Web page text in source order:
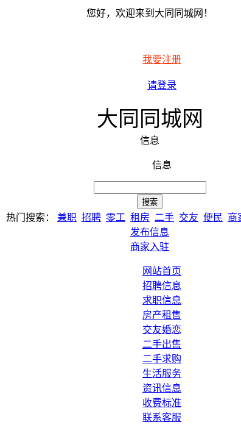
您好，欢迎来到大同同城网！
我要注册
请登录
大同同城网
信息
信息
热门搜索： 兼职 招聘 零工 租房 二手 交友 便民 商
发布信息
商家入驻
网站首页
招聘信息
求职信息
房产租售
交友婚恋
二手出售
二手求购
生活服务
资讯信息
收费标准
联系客服